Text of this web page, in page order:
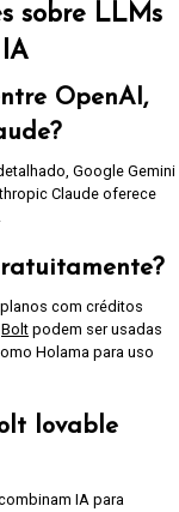
sobre LLMs
OpenAI,
Google Gemini
Claude oferece
com créditos
Bolt podem ser usadas
Holama para uso
lovable
IA para